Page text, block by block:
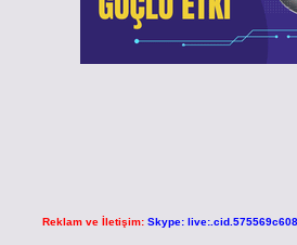
Reklam ve İletişim: Skype: